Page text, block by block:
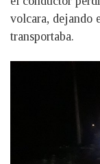
volcara, dejando
transportaba.